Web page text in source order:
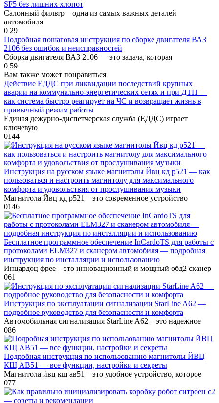
SF5 без лишних хлопот
Салонный фильтр – одна из самых важных деталей
автомобиля
0 29
Подробная пошаговая инструкция по сборке двигателя ВАЗ
2106 без ошибок и неисправностей
Сборка двигателя ВАЗ 2106 — это задача, которая
0 59
Вам также может понравиться
Действие ЕДДС при ликвидации последствий крупных
аварий на коммунально-энергетических сетях и при ДТП —
как система быстро реагирует на ЧС и возвращает жизнь в
привычный режим работы
Единая дежурно-диспетчерская служба (ЕДДС) играет
ключевую
0144
Инструкция на русском языке магнитолы Йвц кд р521 — как
пользоваться и настроить магнитолу для максимального
комфорта и удовольствия от прослушивания музыки
Магнитола Йвц кд р521 – это современное устройство
0146
Бесплатное программное обеспечение InCardoTS для работы с
протоколами ELM327 и сканером автомобиля — подробная
инструкция по инсталляции и использованию
Инцардоц фрее – это инновационный и мощный обд2 сканер
061
Инструкция по эксплуатации сигнализации StarLine A62 —
подробное руководство для безопасности и комфорта
Автомобильная сигнализация StarLine A62 – это надежное
086
Подробная инструкция по использованию магнитолы ЙВЦ
КЩ АВ51 — все функции, настройки и секреты
Магнитола йвц кщ ав51 – это удобное устройство, которое
077